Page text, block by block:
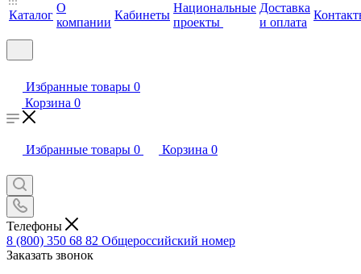
Каталог
О
компании
Кабинеты
Национальные
проекты
Доставка
и оплата
Избранные товары 0
Корзина 0
Избранные товары 0 Корзина 0
Телефоны
8 (800) 350 68 82 Общероссийский номер
Заказать звонок